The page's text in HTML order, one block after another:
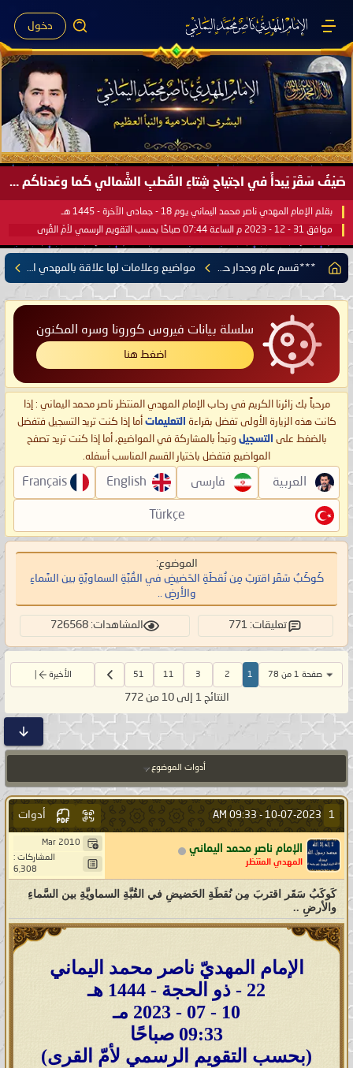
دخول
صَيْفُ سَقَرَ يَبدأُ في اجتياحِ شِتاءِ القُطبِ الشَّمالي كَما وعَدناكُم بالحقِّ لعَامِكم هذا (1445 هـ) ..
بقلم الإمام المهدي ناصر محمد اليماني يوم 18 - جمادى الآخرة - 1445 هـ
موافق 31 - 12 - 2023 م الساعة 07:44 صباحًا بحسب التقويم الرسمي لأمّ القُرى
سلسلة بيانات فيروس كورونا وسره المكنون
اضغط هنا
مرحباً بك زائرنا الكريم في رحاب الإمام المهدي المنتظر ناصر محمد اليماني : إذا
كانت هذه الزيارة الأولى تفضل بقراءة التعليمات أما إذا كنت تريد التسجيل فتفضل
بالضغط على التسجيل وتبدأ بالمشاركة في المواضيع، أما إذا كنت تريد تصفح
المواضيع فتفضل باختيار القسم المناسب أسفله.
العربية فارسی English
Français
Türkçe
الموضوع:
كَوكَبُ سَقَر اقتربَ مِن نُقطَةِ الحَضيضِ في القُبَّةِ السماويَّةِ بين السَّماءِ
والأرضِ ..
تعليقات: 771 المشاهدات: 726568
صفحة 1 من 78 1
2
3
11
51 الأخيرة
النتائج 1 إلى 10 من 772
أدوات الموضوع
1
10-07-2023 -
09:33 AM أدوات
الإمام ناصر محمد اليماني
المهدي المنتظر
Mar 2010
المشاركات :
6,308
كَوكَبُ سَقَر اقتربَ مِن نُقطَةِ الحَضيضِ في القُبَّةِ السماويَّةِ بين السَّماءِ
والأرضِ ..
الإمام المهديّ ناصر محمد اليماني
22 - ذو الحجة - 1444 هـ
10 - 07 - 2023 مـ
09:33 صباحًا
(بحسب التقويم الرسمي لأمّ القرى)